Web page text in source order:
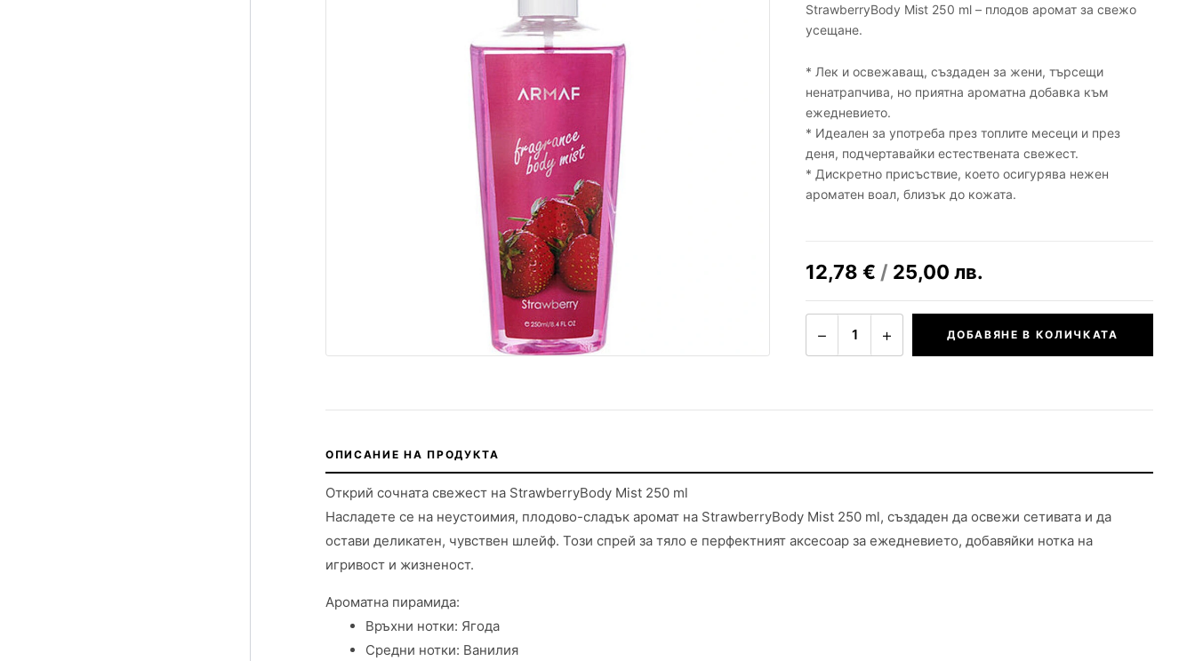
StrawberryBody Mist 250 ml – плодов аромат за свежо
усещане.
* Лек и освежаващ, създаден за жени, търсещи
ненатрапчива, но приятна ароматна добавка към
ежедневието.
* Идеален за употреба през топлите месеци и през
деня, подчертавайки естествената свежест.
* Дискретно присъствие, което осигурява нежен
ароматен воал, близък до кожата.
12,78 € / 25,00 лв.
− 1 + ДОБАВЯНЕ В КОЛИЧКАТА
ОПИСАНИЕ НА ПРОДУКТА
Открий сочната свежест на StrawberryBody Mist 250 ml
Насладете се на неустоимия, плодово-сладък аромат на StrawberryBody Mist 250 ml, създаден да освежи сетивата и да
остави деликатен, чувствен шлейф. Този спрей за тяло е перфектният аксесоар за ежедневието, добавяйки нотка на
игривост и жизненост.
Ароматна пирамида:
Връхни нотки: Ягода
Средни нотки: Ванилия